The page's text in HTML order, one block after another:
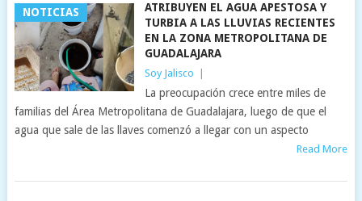
NOTICIAS
ATRIBUYEN EL AGUA APESTOSA Y
TURBIA A LAS LLUVIAS RECIENTES
EN LA ZONA METROPOLITANA DE
GUADALAJARA
Soy Jalisco
La preocupación crece entre miles de
familias del Área Metropolitana de Guadalajara, luego de que el
agua que sale de las llaves comenzó a llegar con un aspecto
Read More